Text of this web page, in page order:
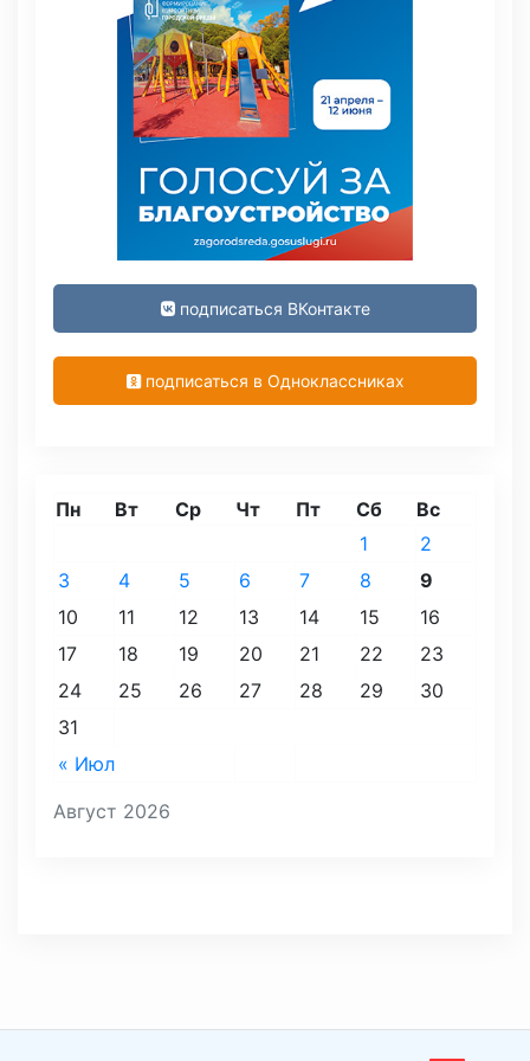
подписаться ВКонтакте
подписаться в Одноклассниках
Август 2026
Пн Вт Ср Чт Пт Сб Вс
« Июл
1
2
3
4 5 6 7 8
9
10
11 12 13 14 15
16
17
18 19 20 21 22
23
24
25 26 27 28 29
30
31